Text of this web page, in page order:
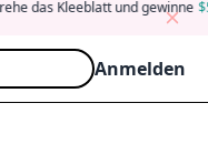
Kleeblatt und gewinne 5
Anmelden